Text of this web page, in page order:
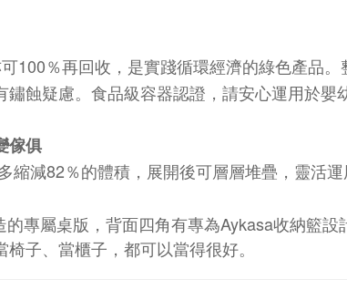
100 ％再回收，是實踐循環經濟的綠色產品
蝕疑慮。食品級容器認證，請安心運用於嬰
傢俱
縮減82 ％的體積，展開後可層層堆疊，靈活
的專屬桌版，背面四角有專為Aykasa收納籃設
子、當櫃子，都可以當得很好。